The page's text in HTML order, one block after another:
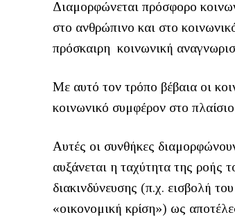
Διαμορφώνεται πρόσφορο
στο ανθρώπινο και στο
πρόσκαιρη κοινωνική
Με αυτό τον τρόπο βέβαια οι
κοινωνικό συμφέρον στο
Αυτές οι συνθήκες
αυξάνεται η ταχύτητα της ροής
διακινδύνευσης (π.χ. εισβολή
«οικονομική κρίση») ως